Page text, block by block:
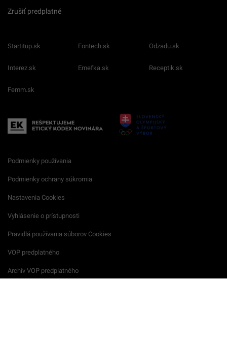
Zrušiť predplatné
Startitup.sk Fontech.sk Odzadu.sk
Interez.sk Emefka.sk Receptik.sk
Femm.sk
Podmienky používania
Podmienky ochrany súkromia
Nastavenia Cookies
Vyhlásenie o prístupnosti
Pravidlá používania súborov Cookies
VOP predplatného
Archív VOP predplatného